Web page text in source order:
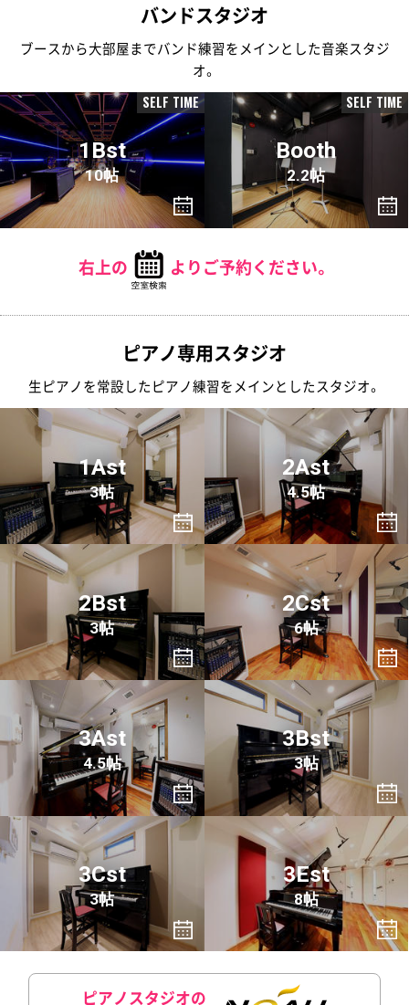
バンドスタジオ
ブースから大部屋までバンド練習をメインとした音楽スタジ
オ。
SELF TIME
1Bst
10帖
SELF TIME
Booth
2.2帖
右上の よりご予約ください。
ピアノ専用スタジオ
生ピアノを常設したピアノ練習をメインとしたスタジオ。
1Ast
3帖
2Ast
4.5帖
2Bst
3帖
2Cst
6帖
3Ast
4.5帖
3Bst
3帖
3Cst
3帖
3Est
8帖
ピアノスタジオの